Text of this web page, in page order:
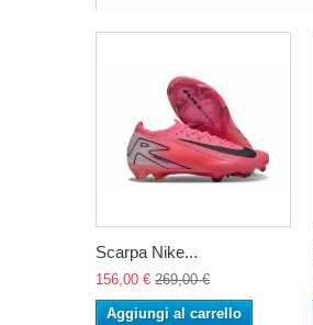
Scarpa Nike...
156,00 € 269,00 €
Aggiungi al carrello